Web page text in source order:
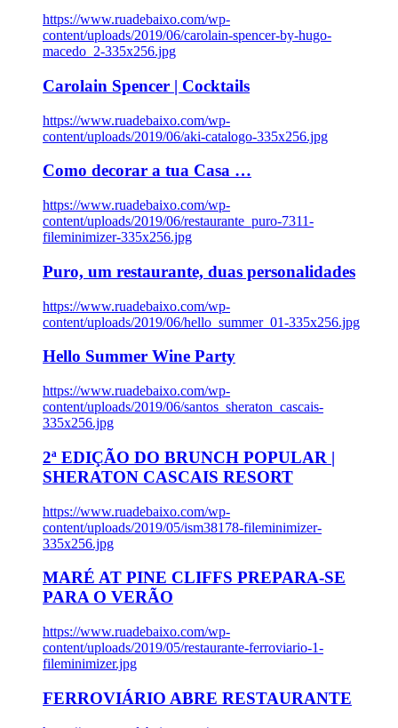
https://www.ruadebaixo.com/wp-
content/uploads/2019/06/carolain-spencer-by-hugo-
macedo_2-335x256.jpg
Carolain Spencer | Cocktails
https://www.ruadebaixo.com/wp-
content/uploads/2019/06/aki-catalogo-335x256.jpg
Como decorar a tua Casa …
https://www.ruadebaixo.com/wp-
content/uploads/2019/06/restaurante_puro-7311-
fileminimizer-335x256.jpg
Puro, um restaurante, duas personalidades
https://www.ruadebaixo.com/wp-
content/uploads/2019/06/hello_summer_01-335x256.jpg
Hello Summer Wine Party
https://www.ruadebaixo.com/wp-
content/uploads/2019/06/santos_sheraton_cascais-
335x256.jpg
2ª EDIÇÃO DO BRUNCH POPULAR |
SHERATON CASCAIS RESORT
https://www.ruadebaixo.com/wp-
content/uploads/2019/05/ism38178-fileminimizer-
335x256.jpg
MARÉ AT PINE CLIFFS PREPARA-SE
PARA O VERÃO
https://www.ruadebaixo.com/wp-
content/uploads/2019/05/restaurante-ferroviario-1-
fileminimizer.jpg
FERROVIÁRIO ABRE RESTAURANTE